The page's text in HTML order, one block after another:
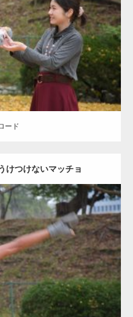
細マッチョ) 上腕三頭筋
ード
けつけないマッチョ
AKIHITO(細マッチョ) 背中